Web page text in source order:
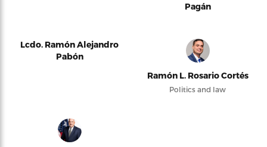
Pagán
Lcdo. Ramón Alejandro
Pabón
Ramón L. Rosario Cortés
Politics and law